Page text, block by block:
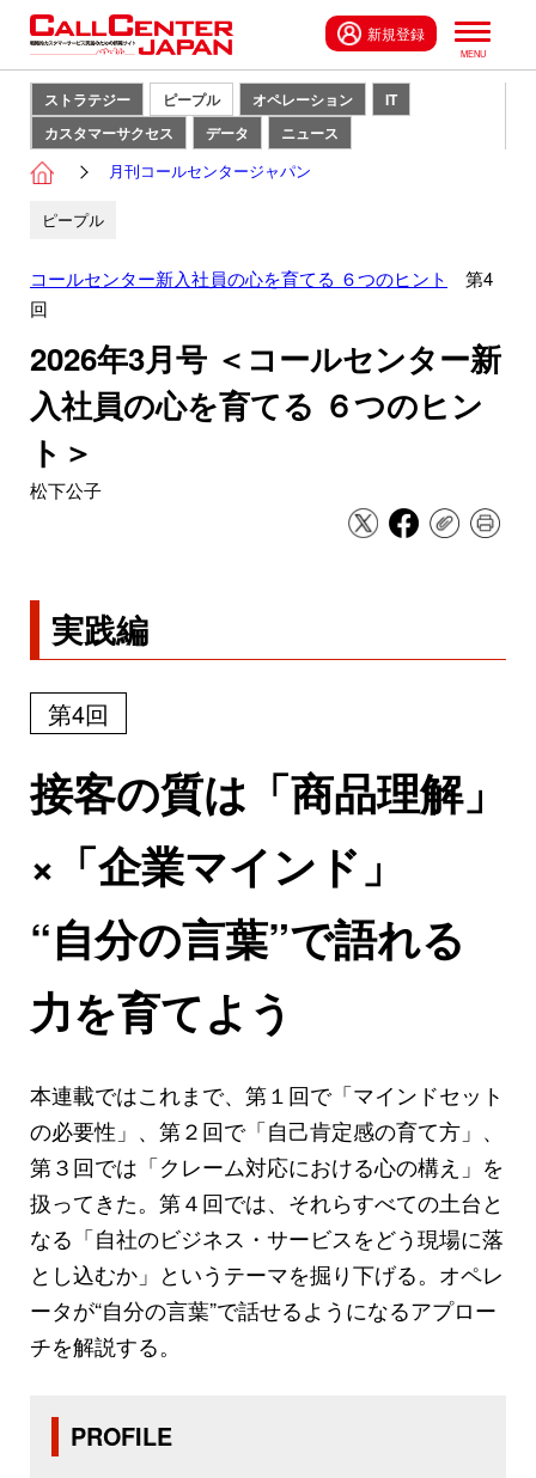
新規登録
ストラテジー ピープル オペレーション
IT
カスタマーサクセス
データ ニュース
月刊コールセンタージャパン
ピープル
コールセンター新入社員の心を育てる ６つのヒント
第4
回
2026年3月号 ＜コールセンター新
入社員の心を育てる ６つのヒン
ト＞
松下公子
実践編
第4回
接客の質は「商品理解」
×「企業マインド」
“自分の言葉”で語れる
力を育てよう
本連載ではこれまで、第１回で「マインドセット
の必要性」、第２回で「自己肯定感の育て方」、
第３回では「クレーム対応における心の構え」を
扱ってきた。第４回では、それらすべての土台と
なる「自社のビジネス・サービスをどう現場に落
とし込むか」というテーマを掘り下げる。オペレ
ータが“自分の言葉”で話せるようになるアプロー
チを解説する。
PROFILE